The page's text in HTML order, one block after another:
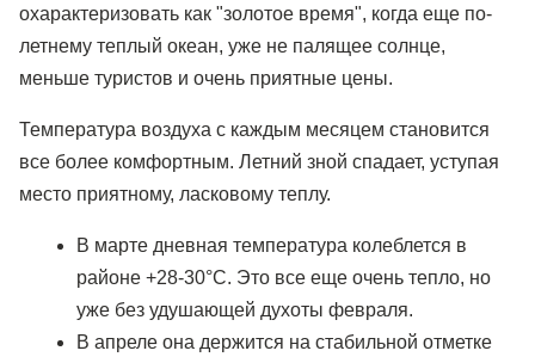
охарактеризовать как "золотое время", когда еще по-
летнему теплый океан, уже не палящее солнце,
меньше туристов и очень приятные цены.
Температура воздуха с каждым месяцем становится
все более комфортным. Летний зной спадает, уступая
место приятному, ласковому теплу.
В марте дневная температура колеблется в
районе +28-30°C. Это все еще очень тепло, но
уже без удушающей духоты февраля.
В апреле она держится на стабильной отметке